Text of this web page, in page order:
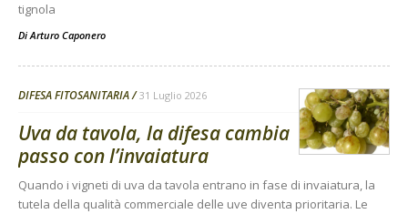
tignola
DiArturo Caponero
DIFESA FITOSANITARIA 31 Luglio 2026
Uva da tavola, la difesa cambia
passo con l’invaiatura
Quando i vigneti di uva da tavola entrano in fase di invaiatura, la
tutela della qualità commerciale delle uve diventa prioritaria. Le